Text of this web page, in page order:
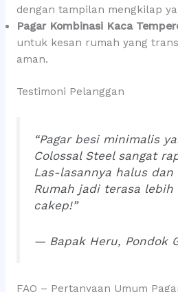
dengan tampilan mengkilap
Pagar Kombinasi Kaca
untuk kesan rumah yang
aman.
Testimoni Pelanggan
“Pagar besi minimalis
Colossal Steel sangat
Las-lasannya halus
Rumah jadi terasa lebih
cakep!”
— Bapak Heru, Pondok
FAQ – Pertanyaan Umum